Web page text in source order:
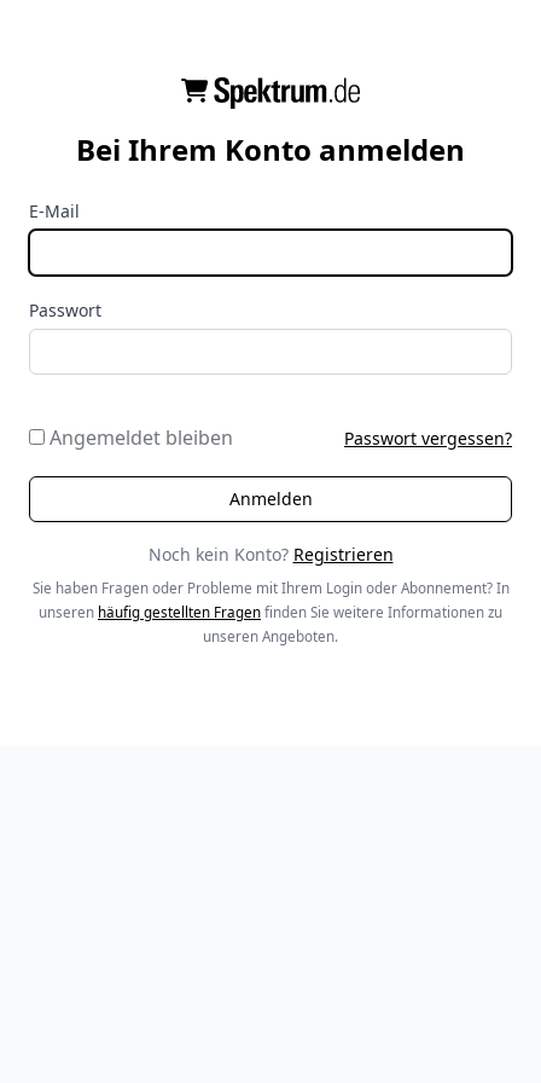
Bei Ihrem Konto anmelden
E-Mail
Passwort
Angemeldet bleiben Passwort vergessen?
Noch kein Konto? Registrieren
Sie haben Fragen oder Probleme mit Ihrem Login oder Abonnement? In
unseren häufig gestellten Fragen finden Sie weitere Informationen zu
unseren Angeboten.